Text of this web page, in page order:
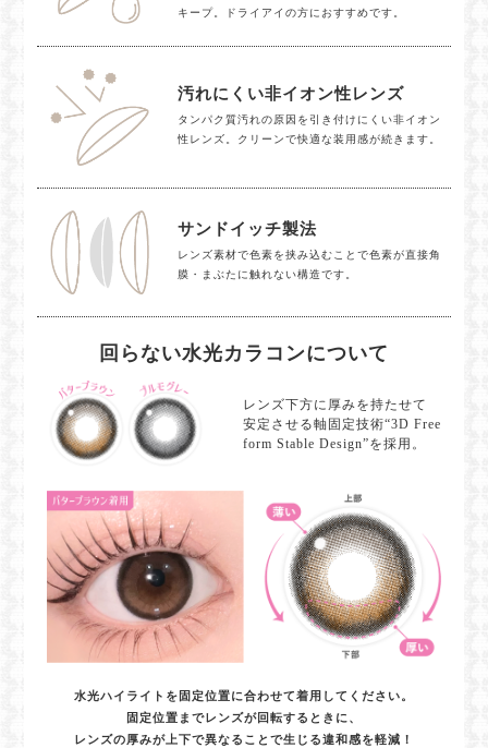
キープ。ドライアイの方におすすめです。
汚れにくい非イオン性レンズ
タンパク質汚れの原因を引き付けにくい非イオン
性レンズ。クリーンで快適な装用感が続きます。
サンドイッチ製法
レンズ素材で色素を挟み込むことで色素が直接角
膜・まぶたに触れない構造です。
回らない水光カラコンについて
レンズ下方に厚みを持たせて
安定させる軸固定技術“3D Free
form Stable Design”を採用。
水光ハイライトを固定位置に合わせて着用してください。
固定位置までレンズが回転するときに、
レンズの厚みが上下で異なることで生じる違和感を軽減！